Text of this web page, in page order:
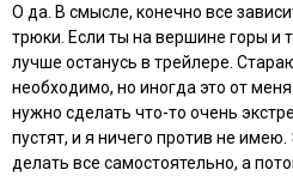
О да. В смысле, конечно все
трюки. Если ты на вершине горы и
лучше останусь в трейлере.
необходимо, но иногда это от
нужно сделать что-то очень
пустят, и я ничего против не
делать все самостоятельно, а